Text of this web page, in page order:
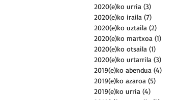
2020(e)ko urria (3)
2020(e)ko iraila (7)
2020(e)ko uztaila (2)
2020(e)ko martxoa (1)
2020(e)ko otsaila (1)
2020(e)ko urtarrila (3)
2019(e)ko abendua (4)
2019(e)ko azaroa (5)
2019(e)ko urria (4)